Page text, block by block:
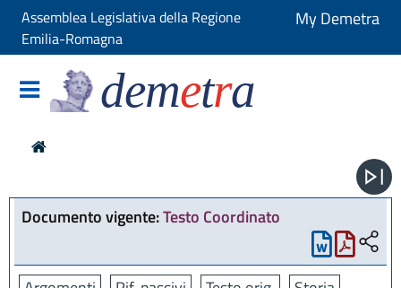
Assemblea Legislativa della Regione
Emilia-Romagna
My Demetra
demetra
Documento vigente:Testo Coordinato